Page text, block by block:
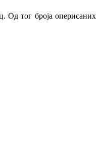
Од тог броја оперисаних